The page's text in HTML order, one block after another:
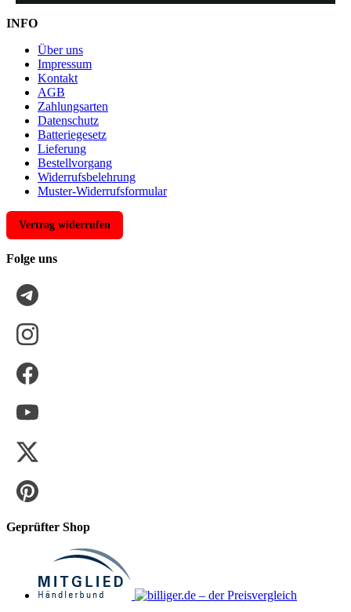
INFO
Über uns
Impressum
Kontakt
AGB
Zahlungsarten
Datenschutz
Batteriegesetz
Lieferung
Bestellvorgang
Widerrufsbelehrung
Muster-Widerrufsformular
Vertrag widerrufen
Folge uns
Geprüfter Shop